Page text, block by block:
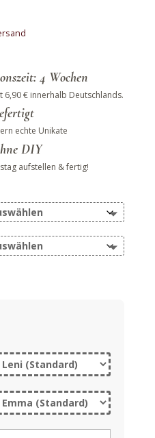
4 Wochen
6,90 € innerhalb Deutschlands.
echte Unikate
DIY
aufstellen & fertig!